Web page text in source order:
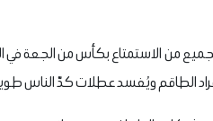
من الاستمتاع بكأس من الجعة في
الطاقم ويُفسد عطلات كدّ الناس